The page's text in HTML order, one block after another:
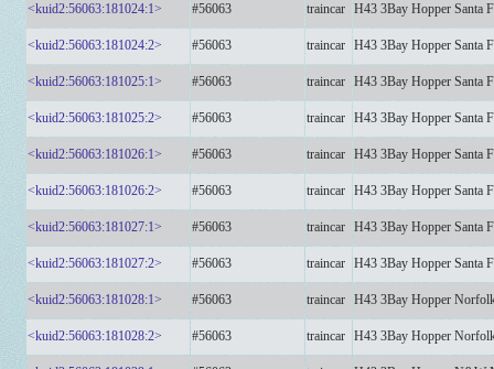
<kuid2:56063:181024:1> #56063 traincar H43 3Bay Hopper Santa
<kuid2:56063:181024:2> #56063 traincar H43 3Bay Hopper Santa
<kuid2:56063:181025:1> #56063 traincar H43 3Bay Hopper Santa
<kuid2:56063:181025:2> #56063 traincar H43 3Bay Hopper Santa
<kuid2:56063:181026:1> #56063 traincar H43 3Bay Hopper Santa
<kuid2:56063:181026:2> #56063 traincar H43 3Bay Hopper Santa
<kuid2:56063:181027:1> #56063 traincar H43 3Bay Hopper Santa
<kuid2:56063:181027:2> #56063 traincar H43 3Bay Hopper Santa
<kuid2:56063:181028:1> #56063 traincar H43 3Bay Hopper
<kuid2:56063:181028:2> #56063 traincar H43 3Bay Hopper